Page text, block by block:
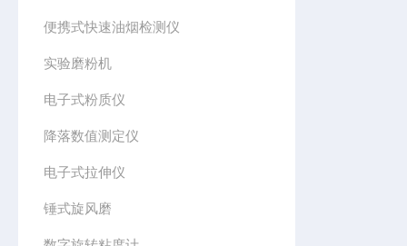
便携式快速油烟检测仪
实验磨粉机
电子式粉质仪
降落数值测定仪
电子式拉伸仪
锤式旋风磨